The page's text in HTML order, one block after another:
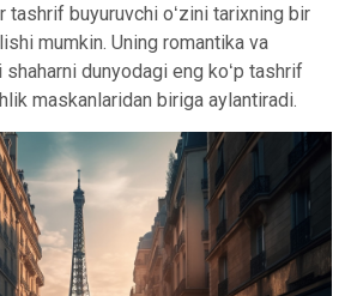
tashrif buyuruvchi oʻzini tarixning bir
mumkin. Uning romantika va
shaharni dunyodagi eng koʻp tashrif
maskanlaridan biriga aylantiradi.